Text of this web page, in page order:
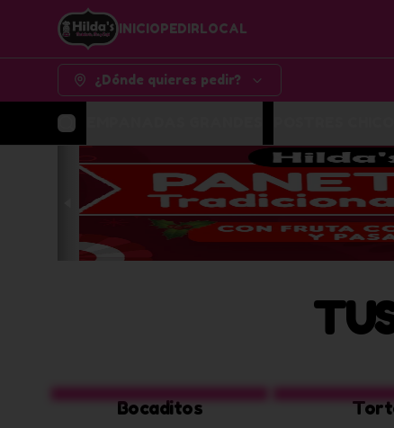
INICIOPEDIRLOCAL
¿Dónde quieres pedir?
Bocaditos